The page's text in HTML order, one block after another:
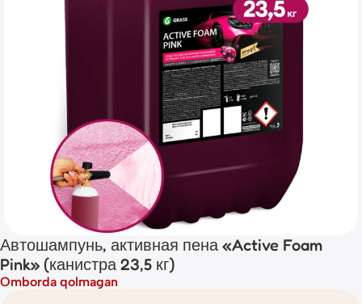
Автошампунь, активная пена «Active Foam
Pink» (канистра 23,5 кг)
Omborda qolmagan